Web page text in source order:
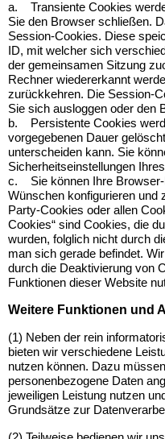
a. Transiente Cookies
Sie den Browser schließen.
Session-Cookies. Diese
ID, mit welcher sich
der gemeinsamen Sitzung
Rechner wiedererkannt
zurückkehren. Die Session-
Sie sich ausloggen oder den
b.
Persistente Cookies
vorgegebenen Dauer
unterscheiden kann. Sie
Sicherheitseinstellungen
c. Sie können Ihre
Wünschen konfigurieren und
Party-Cookies oder allen
Cookies“ sind Cookies, die
wurden, folglich nicht durch
man sich gerade befindet.
durch die Deaktivierung von
Funktionen dieser Website
Weitere Funktionen und
(1) Neben der rein
bieten wir verschiedene
nutzen können. Dazu
personenbezogene Daten
jeweiligen Leistung nutzen
Grundsätze zur